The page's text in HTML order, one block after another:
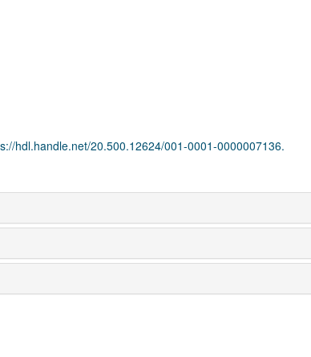
hdl.handle.net/20.500.12624/001-0001-0000007136.